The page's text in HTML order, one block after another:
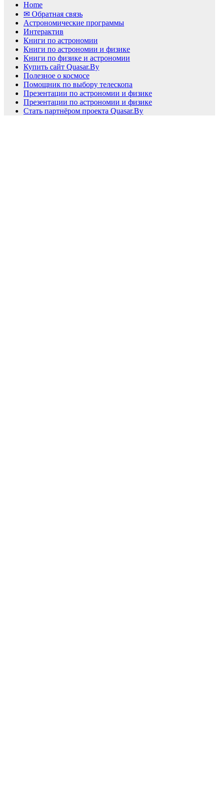
Home
✉ Обратная связь
Астрономические программы
Интерактив
Книги по астрономии
Книги по астрономии и физике
Книги по физике и астрономии
Купить сайт Quasar.By
Полезное о космосе
Помощник по выбору телескопа
Презентации по астрономии и физике
Презентации по астрономии и физике
Стать партнёром проекта Quasar.By